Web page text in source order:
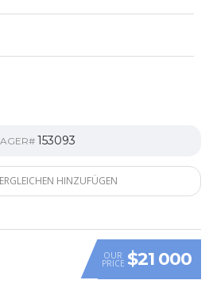
153093
HINZUFÜGEN
OUR
PRICE $21 000